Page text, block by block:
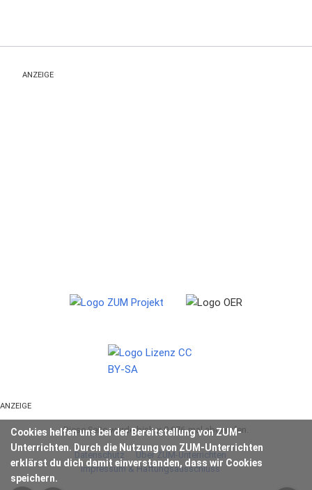
Cookies helfen uns bei der Bereitstellung von ZUM-
Unterrichten. Durch die Nutzung von ZUM-Unterrichten
erklärst du dich damit einverstanden, dass wir Cookies
speichern.
ANZEIGE
ANZEIGE
Diese Seite wurde bisher 9.076-mal abgerufen.
Datenschutz
Über ZUM-Unterrichten
Impressum & Haftungsausschluss